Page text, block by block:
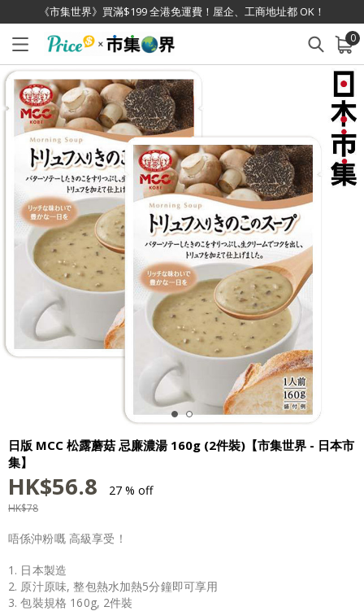
《市集世界》買滿$199 全港免運費！屋企、工商地址都 OK！
0
已加入購物車 查看
日版 MCC 松露蘑菇 忌廉濃湯 160g (2件裝)【市集世界 - 日本市
集】
HK$56.8 27 % off
HK$78
唔係沖粉嘅 高級享受！
1. 日本製造
2. 原汁原味, 整包熱水加熱5分鐘即可享用
3. 包裝規格 160g, 2件裝